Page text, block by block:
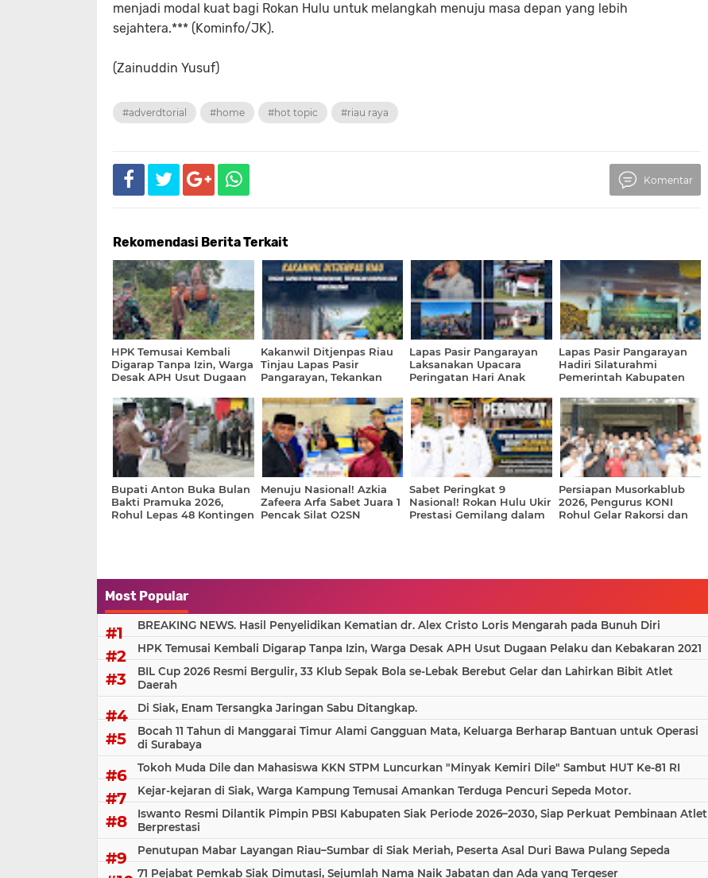
menjadi modal kuat bagi Rokan Hulu untuk melangkah menuju masa depan yang lebih
sejahtera.*** (Kominfo/JK).
(Zainuddin Yusuf)
#adverdtorial #home #hot topic #riau raya
Komentar
Rekomendasi Berita Terkait
HPK Temusai Kembali
Digarap Tanpa Izin, Warga
Desak APH Usut Dugaan
2021
Kakanwil Ditjenpas Riau
Tinjau Lapas Pasir
Pangarayan, Tekankan
HALINAR
Lapas Pasir Pangarayan
Laksanakan Upacara
Peringatan Hari Anak
Lapas Pasir Pangarayan
Hadiri Silaturahmi
Pemerintah Kabupaten
Kejati Riau
Bupati Anton Buka Bulan
Bakti Pramuka 2026,
Rohul Lepas 48 Kontingen
Menuju Nasional! Azkia
Zafeera Arfa Sabet Juara 1
Pencak Silat O2SN
Sabet Peringkat 9
Nasional! Rokan Hulu Ukir
Prestasi Gemilang dalam
Persiapan Musorkablub
2026, Pengurus KONI
Rohul Gelar Rakorsi dan
Most Popular
BREAKING NEWS. Hasil Penyelidikan Kematian dr. Alex Cristo Loris Mengarah pada Bunuh Diri
HPK Temusai Kembali Digarap Tanpa Izin, Warga Desak APH Usut Dugaan Pelaku dan Kebakaran 2021
BIL Cup 2026 Resmi Bergulir, 33 Klub Sepak Bola se-Lebak Berebut Gelar dan Lahirkan Bibit Atlet
Daerah
Di Siak, Enam Tersangka Jaringan Sabu Ditangkap.
Bocah 11 Tahun di Manggarai Timur Alami Gangguan Mata, Keluarga Berharap Bantuan untuk Operasi
di Surabaya
Tokoh Muda Dile dan Mahasiswa KKN STPM Luncurkan "Minyak Kemiri Dile" Sambut HUT Ke-81 RI
Kejar-kejaran di Siak, Warga Kampung Temusai Amankan Terduga Pencuri Sepeda Motor.
Iswanto Resmi Dilantik Pimpin PBSI Kabupaten Siak Periode 2026–2030, Siap Perkuat Pembinaan Atlet
Berprestasi
Penutupan Mabar Layangan Riau–Sumbar di Siak Meriah, Peserta Asal Duri Bawa Pulang Sepeda
71 Pejabat Pemkab Siak Dimutasi, Sejumlah Nama Naik Jabatan dan Ada yang Tergeser